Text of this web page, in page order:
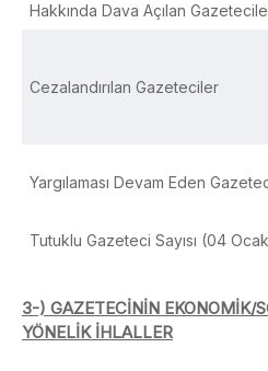
Hakkında Dava Açılan
Cezalandırılan Gazeteciler
Yargılaması Devam Eden
Tutuklu Gazeteci Sayısı (04
3-) GAZETECİNİN EKONOMİK/
YÖNELİK İHLALLER